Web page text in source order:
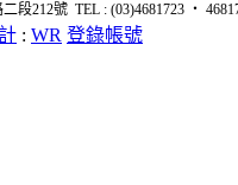
望吸引年輕消費者品
單一純麥威士忌，與
段212號 TEL : (03)4681723 ‧
: WR 登錄帳號